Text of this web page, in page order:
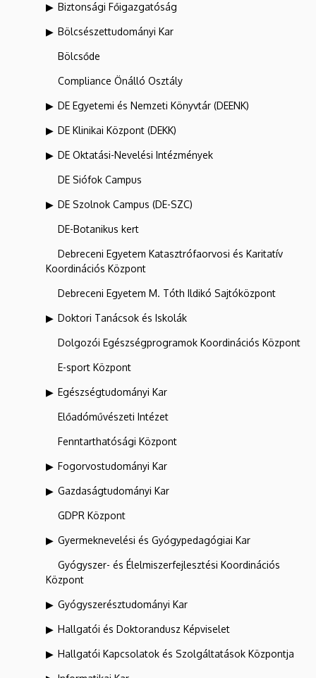
Biztonsági Főigazgatóság
Bölcsészettudományi Kar
Bölcsőde
Compliance Önálló Osztály
DE Egyetemi és Nemzeti Könyvtár (DEENK)
DE Klinikai Központ (DEKK)
DE Oktatási-Nevelési Intézmények
DE Siófok Campus
DE Szolnok Campus (DE-SZC)
DE-Botanikus kert
Debreceni Egyetem Katasztrófaorvosi és Karitatív
Koordinációs Központ
Debreceni Egyetem M. Tóth Ildikó Sajtóközpont
Doktori Tanácsok és Iskolák
Dolgozói Egészségprogramok Koordinációs Központ
E-sport Központ
Egészségtudományi Kar
Előadóművészeti Intézet
Fenntarthatósági Központ
Fogorvostudományi Kar
Gazdaságtudományi Kar
GDPR Központ
Gyermeknevelési és Gyógypedagógiai Kar
Gyógyszer- és Élelmiszerfejlesztési Koordinációs
Központ
Gyógyszerésztudományi Kar
Hallgatói és Doktorandusz Képviselet
Hallgatói Kapcsolatok és Szolgáltatások Központja